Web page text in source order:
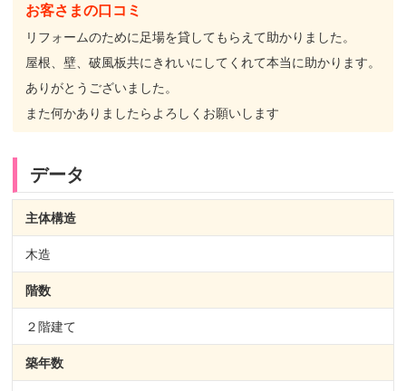
お客さまの口コミ
リフォームのために足場を貸してもらえて助かりました。
屋根、壁、破風板共にきれいにしてくれて本当に助かります。
ありがとうございました。
また何かありましたらよろしくお願いします
データ
主体構造
木造
階数
２階建て
築年数